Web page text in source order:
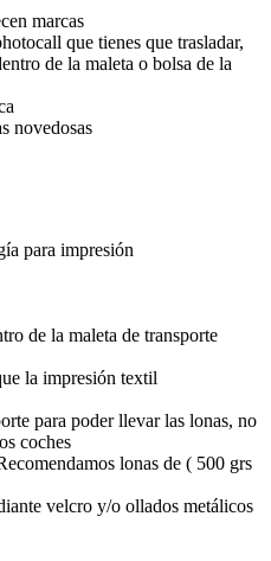
marcas
que tienes que trasladar,
de la maleta o bolsa de la
novedosas
para impresión
de la maleta de transporte
la impresión textil
para poder llevar las lonas, no
coches
lonas de ( 500 grs
velcro y/o ollados metálicos